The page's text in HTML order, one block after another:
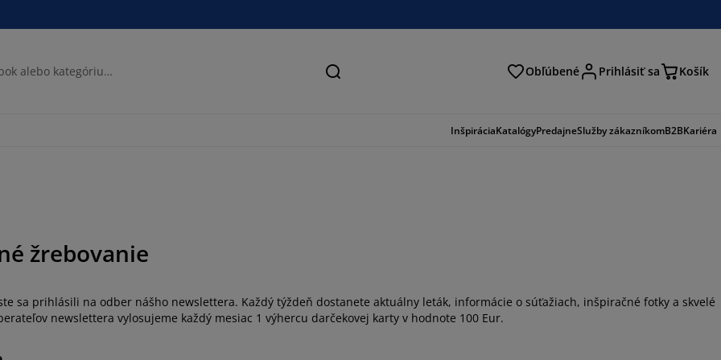
Hľadať Obľúbené Prihlásiť sa Košík
InšpiráciaKatalógyPredajneSlužby zákazníkomB2BKariéra
žrebovanie
sa prihlásili na odber nášho newslettera. Každý týždeň dostanete aktuálny leták, informácie o súťažiach, inšpiračné fotky a skvelé
newslettera vylosujeme každý mesiac 1 výhercu darčekovej karty v hodnote 100 Eur.